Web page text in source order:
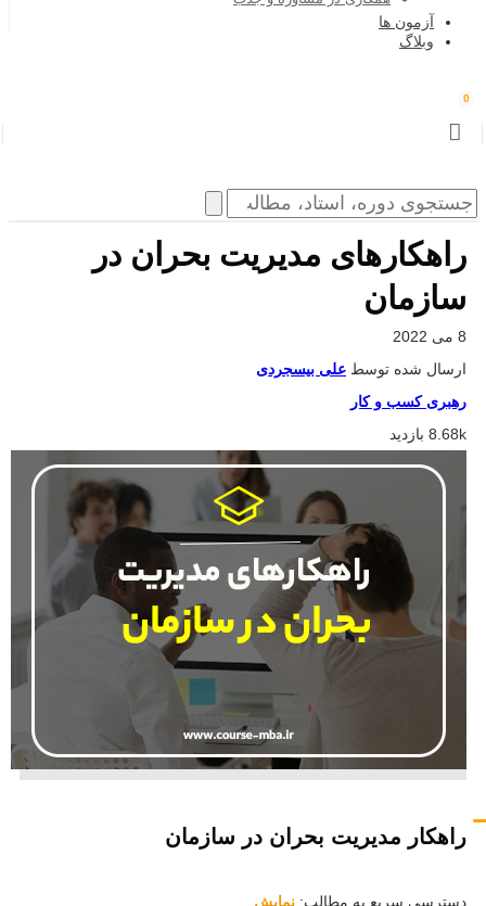
آزمون ها
وبلاگ
0
راهکارهای مدیریت بحران در
سازمان
8 می 2022
ارسال شده توسط علی بیسجردی
رهبری کسب و کار
8.68k بازدید
راهکار مدیریت بحران در سازمان
دسترسی سریع به مطالب: نمایش